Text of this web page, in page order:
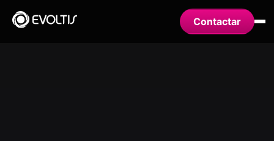
Contactar